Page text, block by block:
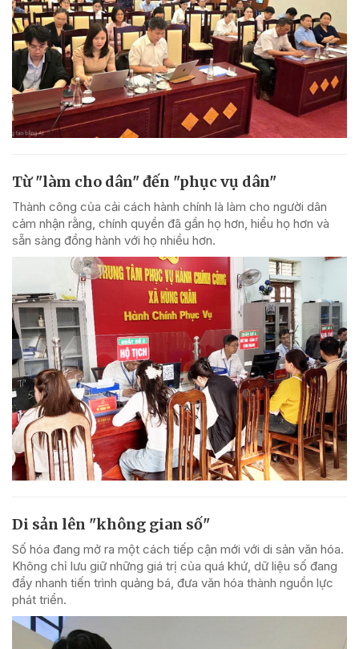
Từ "làm cho dân" đến "phục vụ dân"
Thành công của cải cách hành chính là làm cho người dân
cảm nhận rằng, chính quyền đã gần họ hơn, hiểu họ hơn và
sẵn sàng đồng hành với họ nhiều hơn.
Di sản lên "không gian số"
Số hóa đang mở ra một cách tiếp cận mới với di sản văn hóa.
Không chỉ lưu giữ những giá trị của quá khứ, dữ liệu số đang
đẩy nhanh tiến trình quảng bá, đưa văn hóa thành nguồn lực
phát triển.